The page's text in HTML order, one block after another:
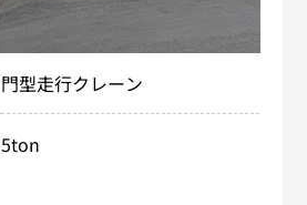
門型走行クレーン
5ton